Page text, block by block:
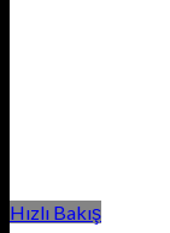
Hızlı Bakış